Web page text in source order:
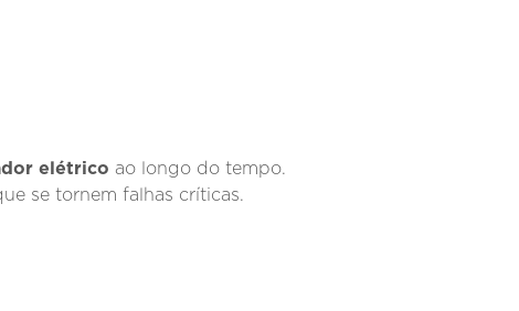
elétrico ao longo do tempo.
se tornem falhas críticas.